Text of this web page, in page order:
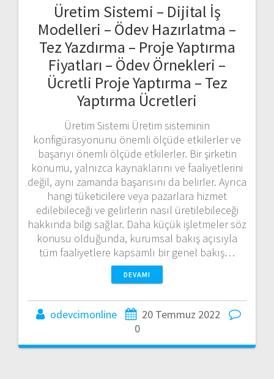
Üretim Sistemi – Dijital İş
Modelleri – Ödev Hazırlatma –
Tez Yazdırma – Proje Yaptırma
Fiyatları – Ödev Örnekleri –
Ücretli Proje Yaptırma – Tez
Yaptırma Ücretleri
Üretim Sistemi Üretim sisteminin
konfigürasyonunu önemli ölçüde etkilerler ve
başarıyı önemli ölçüde etkilerler. Bir şirketin
konumu, yalnızca kaynaklarını ve faaliyetlerini
değil, aynı zamanda başarısını da belirler. Ayrıca
hangi tüketicilere veya pazarlara hizmet
edilebileceği ve gelirlerin nasıl üretilebileceği
hakkında bilgi sağlar. Daha küçük işletmeler söz
konusu olduğunda, kurumsal bakış açısıyla
tüm faaliyetlere kapsamlı bir genel bakış…
DEVAMI
odevcimonline
20 Temmuz 2022
0